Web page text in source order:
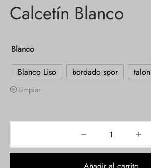
Calcetín Blanco
Blanco
Blanco Liso
bordado spor
Limpiar